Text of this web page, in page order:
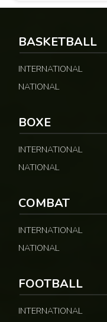
BASKETBALL
INTERNATIONAL
NATIONAL
BOXE
INTERNATIONAL
NATIONAL
COMBAT
INTERNATIONAL
NATIONAL
FOOTBALL
INTERNATIONAL